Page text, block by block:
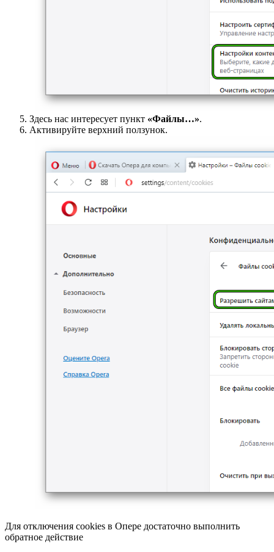
Здесь нас интересует пункт «Файлы…».
Активируйте верхний ползунок.
Для отключения cookies в Опере достаточно выполнить
обратное действие